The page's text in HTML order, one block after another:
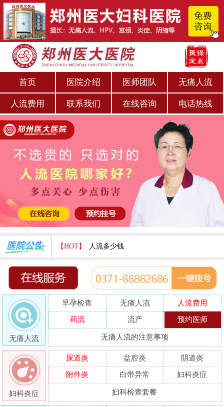
首页 医院介绍 医师团队 无痛人流
人流费用 联系我们 在线咨询 电话热线
【HOT】 人流多少钱
打胎费用多少
人流医院哪家好
哪家人流专业
人流好的医院
做人流哪里好
无痛人流
早孕检查 无痛人流
人流费用
药流
流产 预约医师
无痛人流的注意事项
妇科炎症
尿道炎 盆腔炎
阴道炎
附件炎
白带异常 妇科炎症
妇科检查套餐